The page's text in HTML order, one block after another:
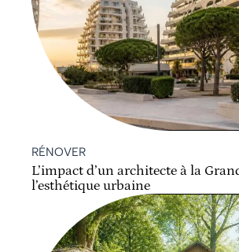
RÉNOVER
L’impact d’un architecte à la
l’esthétique urbaine